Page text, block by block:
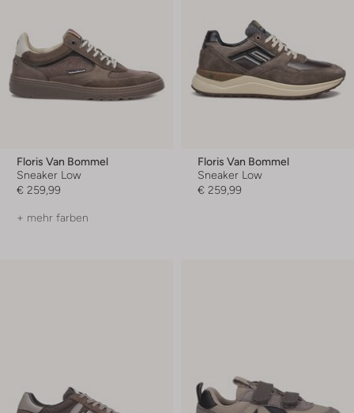
Floris Van Bommel
Sneaker Low
€ 259,99
+ mehr farben
Floris Van Bommel
Sneaker Low
€ 259,99